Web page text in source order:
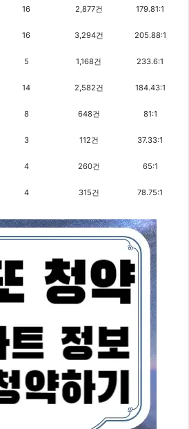
16 2,877건 179.81:1
16 3,294건 205.88:1
5 1,168건 233.6:1
14 2,582건 184.43:1
8 648건 81:1
3 112건 37.33:1
4 260건 65:1
4 315건 78.75:1